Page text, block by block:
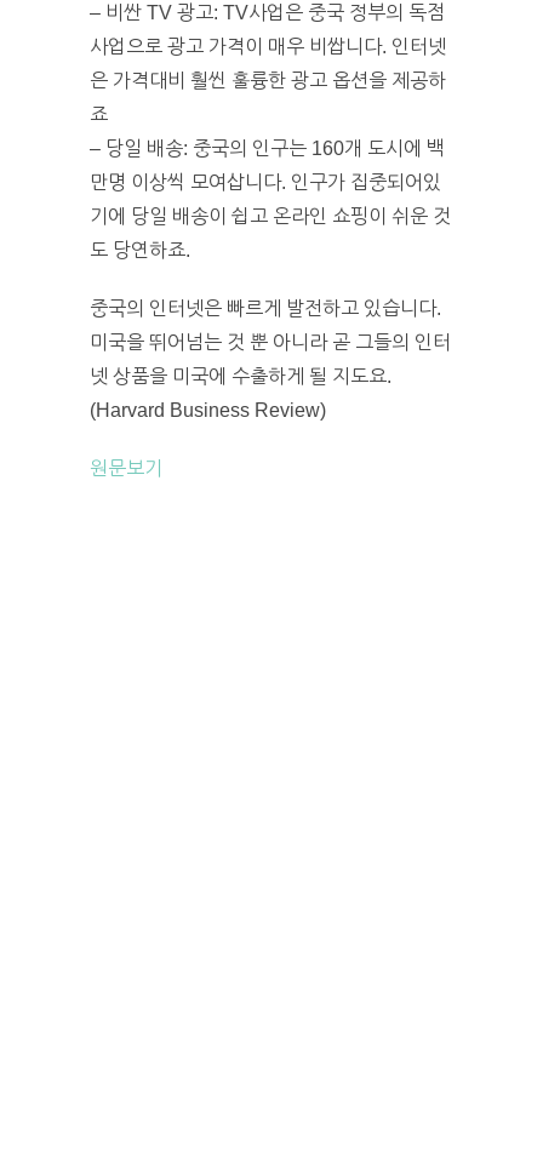
– 비싼 TV 광고: TV사업은 중국 정부의 독점
사업으로 광고 가격이 매우 비쌉니다. 인터넷
은 가격대비 훨씬 훌륭한 광고 옵션을 제공하
죠
– 당일 배송: 중국의 인구는 160개 도시에 백
만명 이상씩 모여삽니다. 인구가 집중되어있
기에 당일 배송이 쉽고 온라인 쇼핑이 쉬운 것
도 당연하죠.
중국의 인터넷은 빠르게 발전하고 있습니다.
미국을 뛰어넘는 것 뿐 아니라 곧 그들의 인터
넷 상품을 미국에 수출하게 될 지도요.
(Harvard Business Review)
원문보기